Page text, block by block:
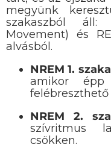
megyünk
szakaszból áll:
Movement) és
alvásból.
NREM 1.
amikor épp
felébreszthető
NREM 2.
szívritmus
csökken.